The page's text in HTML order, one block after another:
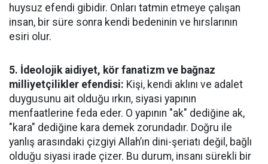
huysuz efendi gibidir. Onları tatmin etmeye çalışan
insan, bir süre sonra kendi bedeninin ve hırslarının
esiri olur.
5. İdeolojik aidiyet, kör fanatizm ve bağnaz
milliyetçilikler efendisi: Kişi, kendi aklını ve adalet
duygusunu ait olduğu ırkın, siyasi yapının
menfaatlerine feda eder. O yapının "ak" dediğine ak,
"kara" dediğine kara demek zorundadır. Doğru ile
yanlış arasındaki çizgiyi Allah’ın dini-şeriatı değil, bağlı
olduğu siyasi irade çizer. Bu durum, insanı sürekli bir